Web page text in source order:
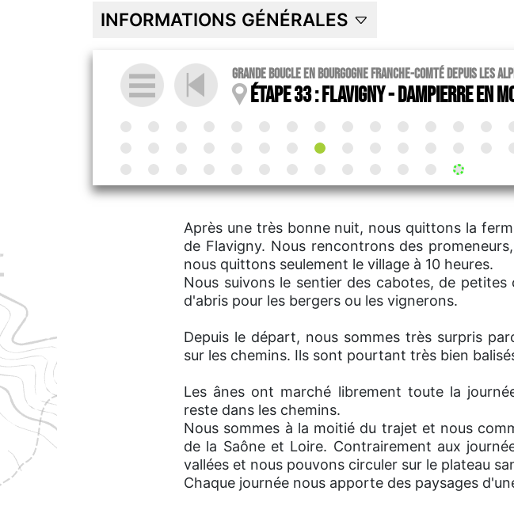
INFORMATIONS GÉNÉRALES
Grande boucle en Bourgogne Franche-Comté depuis les
Étape 33 : Flavigny - Dampierre en
Après une très bonne nuit, nous quittons la
de Flavigny. Nous rencontrons des
nous quittons seulement le village à 10 heures.
Nous suivons le sentier des cabotes, de
d'abris pour les bergers ou les vignerons.
Depuis le départ, nous sommes très surpris
sur les chemins. Ils sont pourtant très bien
Les ânes ont marché librement toute la
reste dans les chemins.
Nous sommes à la moitié du trajet et nous
de la Saône et Loire. Contrairement aux
vallées et nous pouvons circuler sur le plateau
Chaque journée nous apporte des paysages